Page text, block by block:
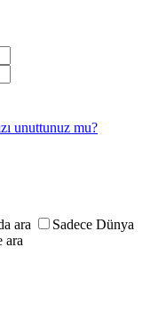
unuttunuz mu?
ara
Sadece Dünya
ara